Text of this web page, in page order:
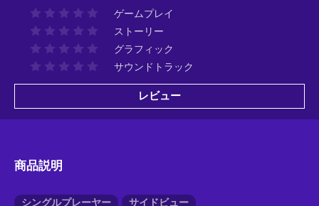
ゲームプレイ
ストーリー
グラフィック
サウンドトラック
レビュー
商品説明
シングルプレーヤー サイドビュー